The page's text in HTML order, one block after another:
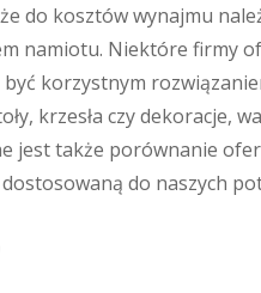
do kosztów wynajmu
namiotu. Niektóre firmy
korzystnym
krzesła czy dekoracje,
jest także porównanie
do naszych